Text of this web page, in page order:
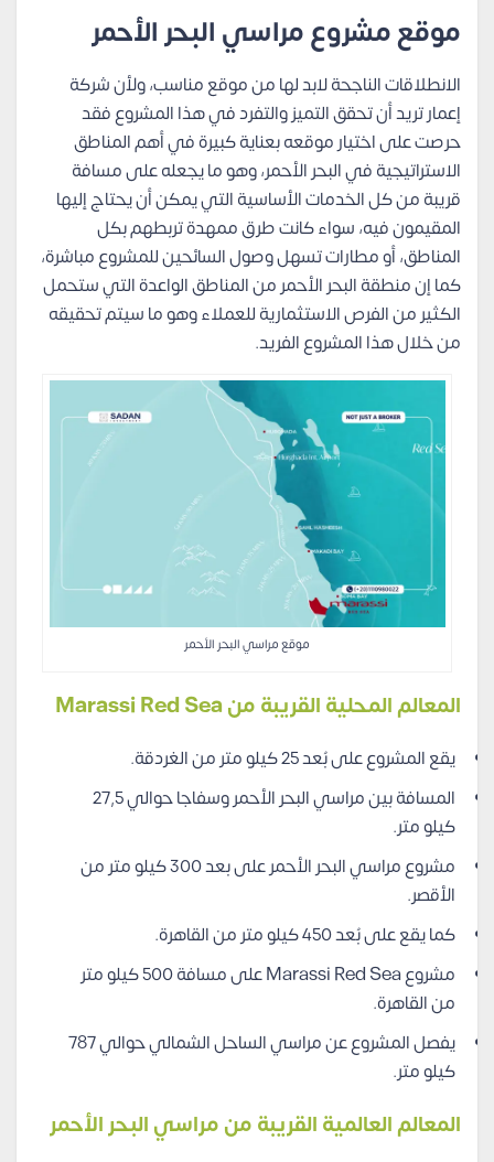
موقع مشروع مراسي البحر الأحمر
الانطلاقات الناجحة لابد لها من موقع مناسب، ولأن شركة
إعمار تريد أن تحقق التميز والتفرد في هذا المشروع فقد
حرصت على اختيار موقعه بعناية كبيرة في أهم المناطق
الاستراتيجية في البحر الأحمر، وهو ما يجعله على مسافة
قريبة من كل الخدمات الأساسية التي يمكن أن يحتاج إليها
المقيمون فيه، سواء كانت طرق ممهدة تربطهم بكل
المناطق، أو مطارات تسهل وصول السائحين للمشروع مباشرة،
كما إن منطقة البحر الأحمر من المناطق الواعدة التي ستحمل
الكثير من الفرص الاستثمارية للعملاء وهو ما سيتم تحقيقه
من خلال هذا المشروع الفريد.
موقع مراسي البحر الأحمر
المعالم المحلية القريبة من Marassi Red Sea
يقع المشروع على بُعد 25 كيلو متر من الغردقة.
المسافة بين مراسي البحر الأحمر وسفاجا حوالي 27,5
كيلو متر.
مشروع مراسي البحر الأحمر على بعد 300 كيلو متر من
الأقصر.
كما يقع على بُعد 450 كيلو متر من القاهرة.
مشروع Marassi Red Sea على مسافة 500 كيلو متر
من القاهرة.
يفصل المشروع عن مراسي الساحل الشمالي حوالي 787
كيلو متر.
المعالم العالمية القريبة من مراسي البحر الأحمر